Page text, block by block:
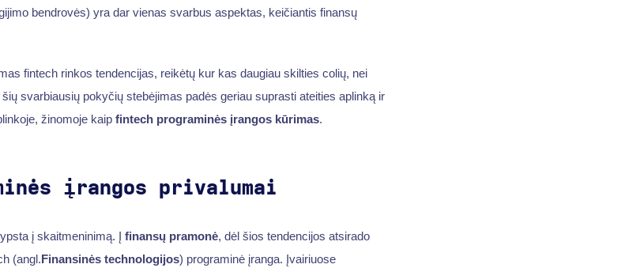
bendrovės) yra dar vienas svarbus aspektas, keičiantis finansų
fintech rinkos tendencijas, reikėtų kur kas daugiau skilties colių, nei
svarbiausių pokyčių stebėjimas padės geriau suprasti ateities aplinką ir
žinomoje kaip fintech programinės įrangos kūrimas.
įrangos privalumai
į skaitmeninimą. Į finansų pramonė, dėl šios tendencijos atsirado
(angl.Finansinės technologijos) programinė įranga. Įvairiuose